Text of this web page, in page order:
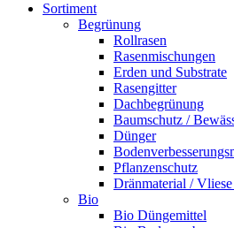
Sortiment
Begrünung
Rollrasen
Rasenmischungen
Erden und Substrate
Rasengitter
Dachbegrünung
Baumschutz /
Dünger
Pflanzenschutz
Dränmaterial /
Bio
Bio Düngemittel